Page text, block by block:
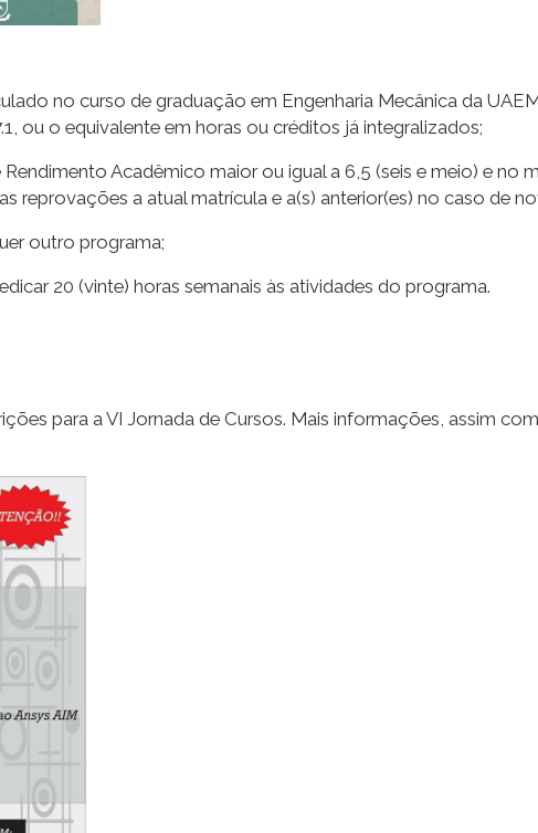
no curso de graduação em Engenharia Mecânica da
ou o equivalente em horas ou créditos já integralizados;
Acadêmico maior ou igual a 6,5 (seis e meio) e no
reprovações a atual matrícula e a(s) anterior(es) no caso de
outro programa;
20 (vinte) horas semanais às atividades do programa.
para a VI Jornada de Cursos. Mais informações, assim